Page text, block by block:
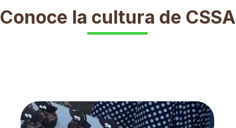
Conoce la cultura de CSSA